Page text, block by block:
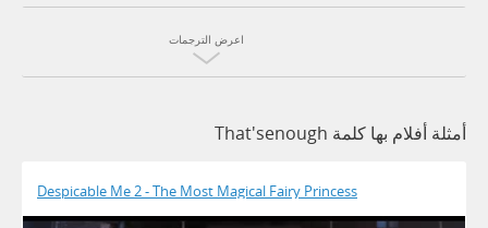
اعرض الترجمات
أمثلة أفلام بها كلمة That'senough
Despicable Me 2 - The Most Magical Fairy Princess